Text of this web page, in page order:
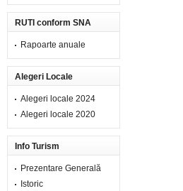
RUTI conform SNA
Rapoarte anuale
Alegeri Locale
Alegeri locale 2024
Alegeri locale 2020
Info Turism
Prezentare Generală
Istoric